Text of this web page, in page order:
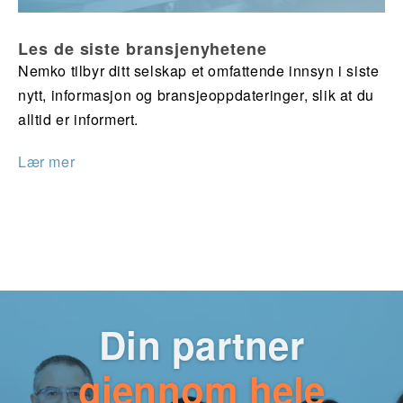
Les de siste bransjenyhetene
Nemko tilbyr ditt selskap et omfattende innsyn i siste
nytt, informasjon og bransjeoppdateringer, slik at du
alltid er informert.
Lær mer
Din partner
gjennom hele